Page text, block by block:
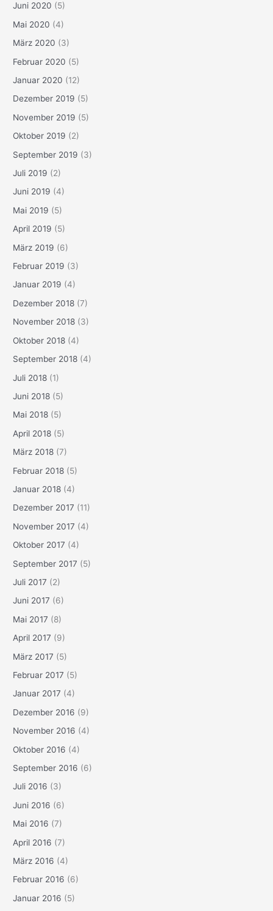
Juni 2020 (5)
Mai 2020 (4)
März 2020 (3)
Februar 2020 (5)
Januar 2020 (12)
Dezember 2019 (5)
November 2019 (5)
Oktober 2019 (2)
September 2019 (3)
Juli 2019 (2)
Juni 2019 (4)
Mai 2019 (5)
April 2019 (5)
März 2019 (6)
Februar 2019 (3)
Januar 2019 (4)
Dezember 2018 (7)
November 2018 (3)
Oktober 2018 (4)
September 2018 (4)
Juli 2018 (1)
Juni 2018 (5)
Mai 2018 (5)
April 2018 (5)
März 2018 (7)
Februar 2018 (5)
Januar 2018 (4)
Dezember 2017 (11)
November 2017 (4)
Oktober 2017 (4)
September 2017 (5)
Juli 2017 (2)
Juni 2017 (6)
Mai 2017 (8)
April 2017 (9)
März 2017 (5)
Februar 2017 (5)
Januar 2017 (4)
Dezember 2016 (9)
November 2016 (4)
Oktober 2016 (4)
September 2016 (6)
Juli 2016 (3)
Juni 2016 (6)
Mai 2016 (7)
April 2016 (7)
März 2016 (4)
Februar 2016 (6)
Januar 2016 (5)